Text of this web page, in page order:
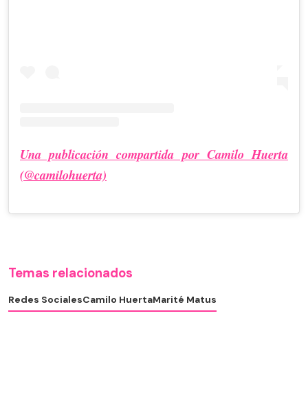
Una publicación compartida por Camilo Huerta
(@camilohuerta)
Temas relacionados
Redes SocialesCamilo HuertaMarité Matus